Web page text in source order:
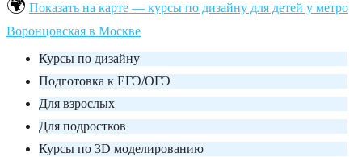
Показать на карте — курсы по дизайну для детей у метро
Воронцовская в Москве
Курсы по дизайну
Подготовка к ЕГЭ/ОГЭ
Для взрослых
Для подростков
Курсы по 3D моделированию